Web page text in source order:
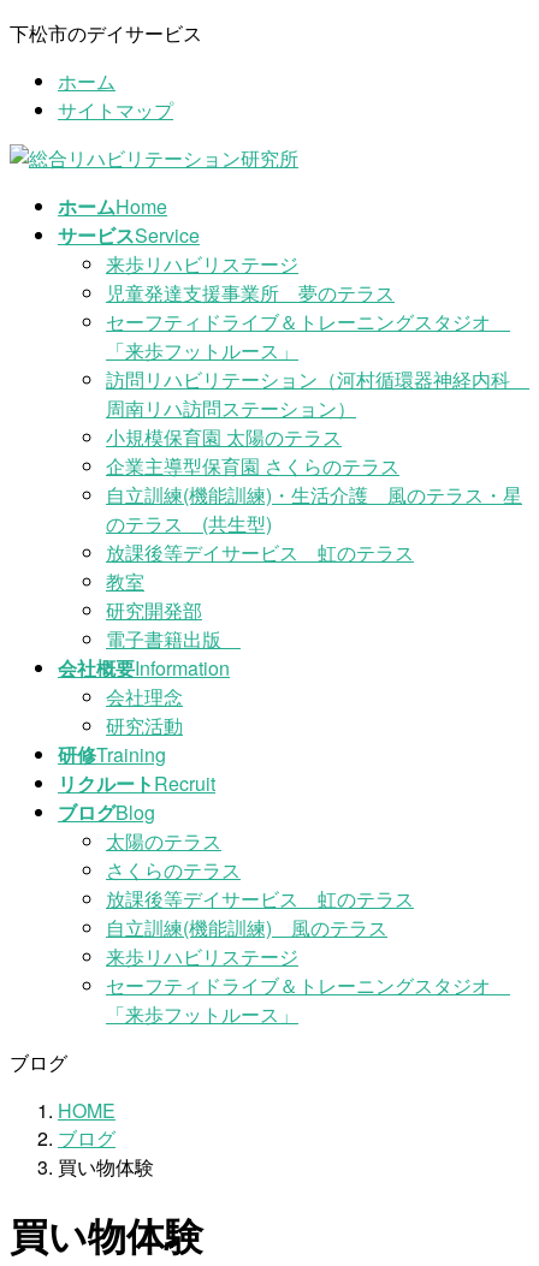
コ
ツ
ナ
シ
下松市のデイサービス
ホーム
サイトマップ
ホームHome
サービスService
来歩リハビリステージ
児童発達支援事業所 夢のテラス
セーフティドライブ＆トレーニングスタジオ
「来歩フットルース」
訪問リハビリテーション（河村循環器神経内科
周南リハ訪問ステーション）
小規模保育園 太陽のテラス
企業主導型保育園 さくらのテラス
自立訓練(機能訓練)・生活介護 風のテラス・星
のテラス (共生型)
放課後等デイサービス 虹のテラス
教室
研究開発部
電子書籍出版
会社概要Information
会社理念
研究活動
研修Training
リクルートRecruit
ブログBlog
太陽のテラス
さくらのテラス
放課後等デイサービス 虹のテラス
自立訓練(機能訓練) 風のテラス
来歩リハビリステージ
セーフティドライブ＆トレーニングスタジオ
「来歩フットルース」
ブログ
HOME
ブログ
買い物体験
買い物体験